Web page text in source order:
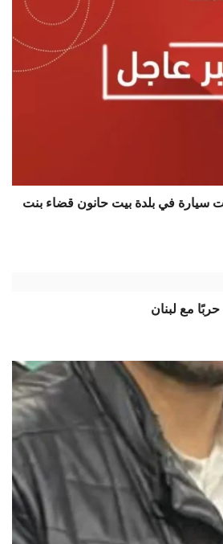
سيارة في بلدة بيت حانون قضاء بنت
مع لبنان